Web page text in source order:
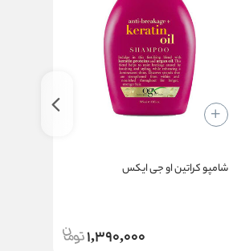
شامپو کراتین او جی‌ ایکس
1,390,000